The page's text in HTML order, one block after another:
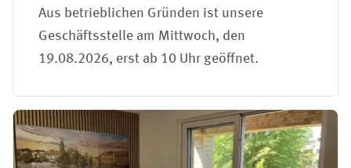
Aus betrieblichen Gründen ist unsere
Geschäftsstelle am Mittwoch, den
19.08.2026, erst ab 10 Uhr geöffnet.